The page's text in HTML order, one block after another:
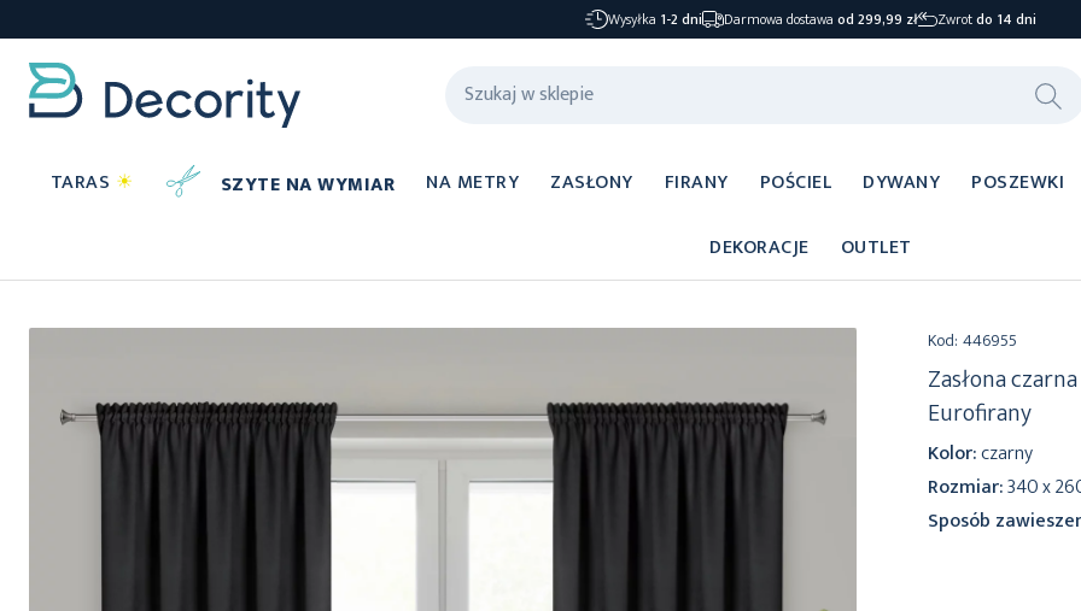
Wysyłka 1-2 dni Darmowa dostawa od 299,99 zł Zwrotdo 14 dni
TARAS ☀ SZYTE NA WYMIAR NA METRY ZASŁONY FIRANY POŚCIEL DYWANY
POSZEWKI
DEKORACJE
OUTLET
galerii
Kod: 446955
Zasłona
Eurofirany
Kolor:czarny
Rozmiar:340 x
Sposób